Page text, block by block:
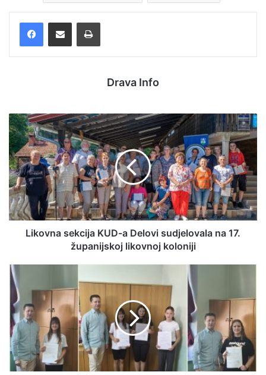
Drava Info
Likovna sekcija KUD-a Delovi sudjelovala na 17.
županijskoj likovnoj koloniji